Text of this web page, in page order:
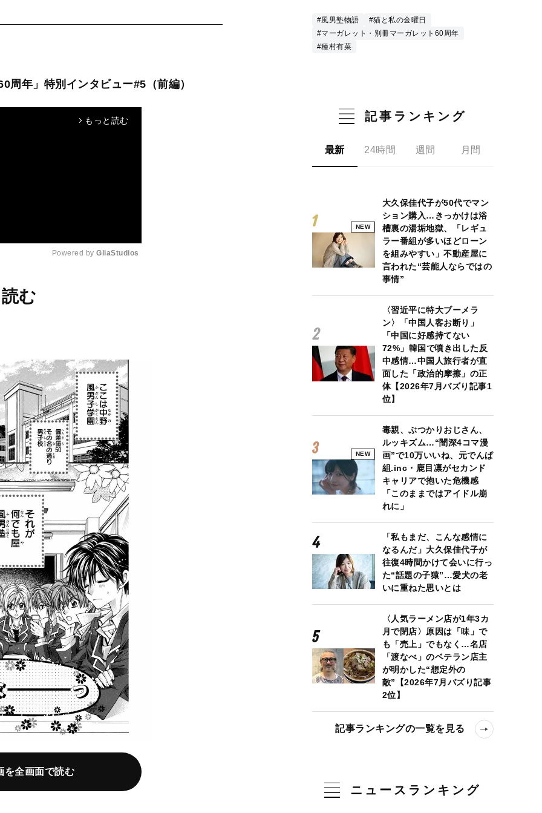
周年」特別インタビュー#5（前編）
arrow_forward_ios もっと読む
Powered by GliaStudios
む
を全画面で読む
#風男塾物語
#猫と私の金曜日
#マーガレット・別冊マーガレット60周年
#種村有菜
記事ランキング
最新 24時間 週間 月間
NEW
大久保佳代子が50代でマン
ション購入…きっかけは浴
槽裏の湯垢地獄、「レギュ
ラー番組が多いほどローン
を組みやすい」不動産屋に
言われた“芸能人ならではの
事情”
〈習近平に特大ブーメラ
ン〉「中国人客お断り」
「中国に好感持てない
72%」韓国で噴き出した反
中感情…中国人旅行者が直
面した「政治的摩擦」の正
体【2026年7月バズり記事1
位】
NEW
毒親、ぶつかりおじさん、
ルッキズム…“闇深4コマ漫
画”で10万いいね、元でんぱ
組.inc・鹿目凛がセカンド
キャリアで抱いた危機感
「このままではアイドル崩
れに」
「私もまだ、こんな感情に
なるんだ」大久保佳代子が
往復4時間かけて会いに行っ
た“話題の子猿”…愛犬の老
いに重ねた思いとは
〈人気ラーメン店が1年3カ
月で閉店〉原因は「味」で
も「売上」でもなく…名店
「渡なべ」のベテラン店主
が明かした“想定外の
敵”【2026年7月バズり記事
2位】
記事ランキングの一覧を見る
ニュースランキング